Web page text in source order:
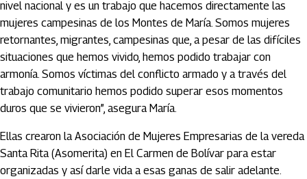
nivel nacional y es un trabajo que hacemos directamente las
mujeres campesinas de los Montes de María. Somos mujeres
retornantes, migrantes, campesinas que, a pesar de las difíciles
situaciones que hemos vivido, hemos podido trabajar con
armonía. Somos víctimas del conflicto armado y a través del
trabajo comunitario hemos podido superar esos momentos
duros que se vivieron”, asegura María.
Ellas crearon la Asociación de Mujeres Empresarias de la vereda
Santa Rita (Asomerita) en El Carmen de Bolívar para estar
organizadas y así darle vida a esas ganas de salir adelante.